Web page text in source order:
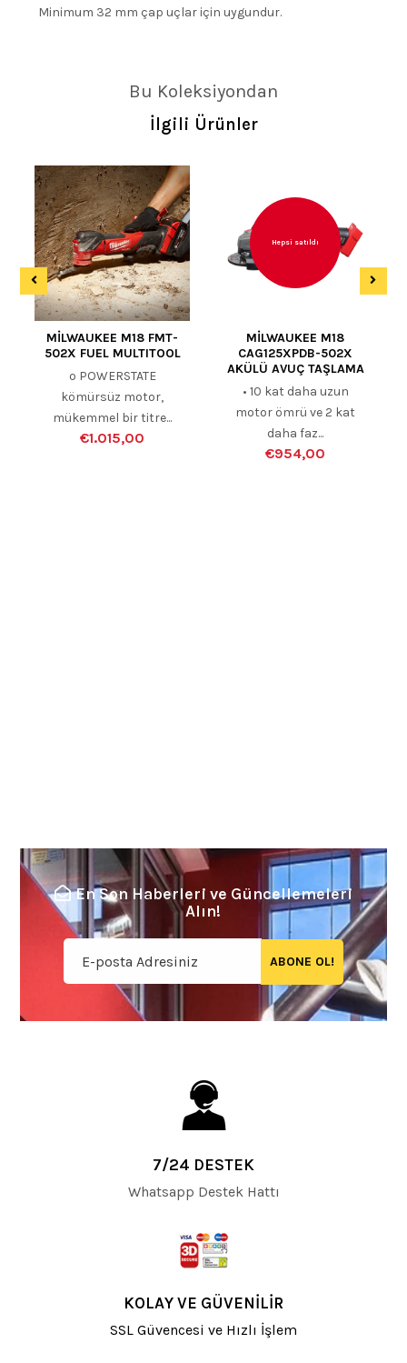
Minimum 32 mm çap uçlar için uygundur.
Bu Koleksiyondan
İlgili Ürünler
MİLWAUKEE M18 FMT-
502X FUEL MULTITOOL
º POWERSTATE
kömürsüz motor,
mükemmel bir titre...
€1.015,00
Hepsi satıldı
MİLWAUKEE M18
CAG125XPDB-502X
AKÜLÜ AVUÇ TAŞLAMA
• 10 kat daha uzun
motor ömrü ve 2 kat
daha faz...
€954,00
En Son Haberleri ve Güncellemeleri
Alın!
ABONE OL!
7/24 DESTEK
Whatsapp Destek Hattı
KOLAY VE GÜVENİLİR
SSL Güvencesi ve Hızlı İşlem